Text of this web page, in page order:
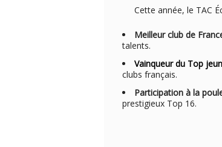
Cette année, le TAC
Meilleur club de
talents.
Vainqueur du Top
clubs français.
Participation à la
prestigieux Top 16.
Le TAC